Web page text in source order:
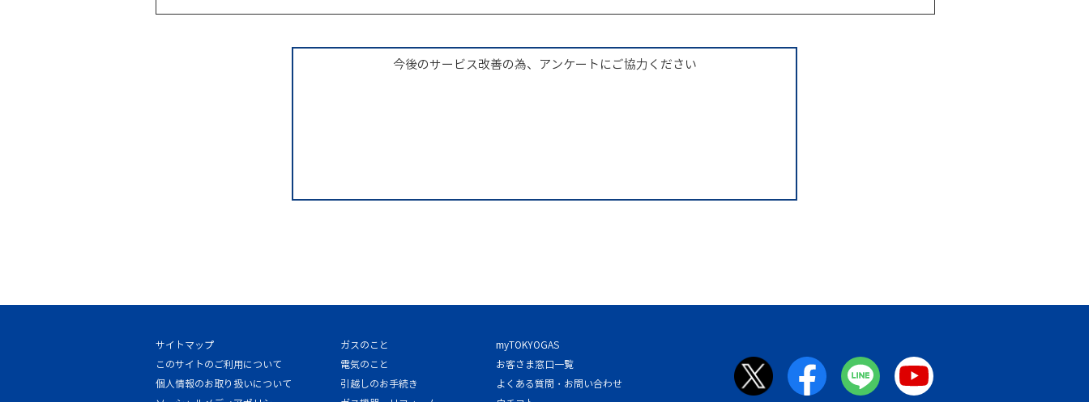
今後のサービス改善の為、アンケートにご協力ください
サイトマップ
このサイトのご利用について
個人情報のお取り扱いについて
ガスのこと
電気のこと
引越しのお手続き
myTOKYOGAS
お客さま窓口一覧
よくある質問・お問い合わせ